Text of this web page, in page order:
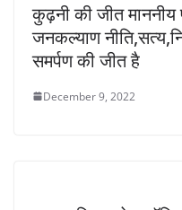
कुढ़नी की जीत माननीय
जनकल्याण
समर्पण की जीत है
December 9, 2022